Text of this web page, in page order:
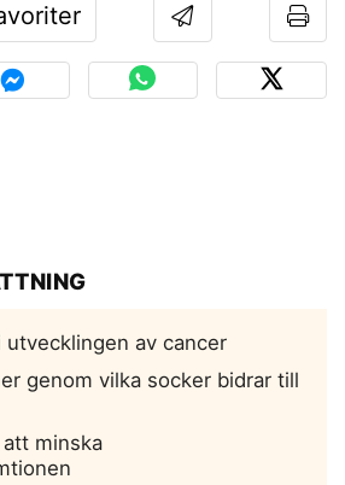
utvecklingen av cancer
genom vilka socker bidrar till
minska